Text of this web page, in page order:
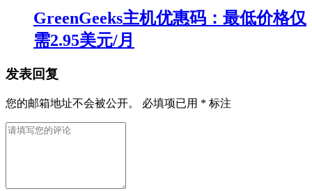
GreenGeeks主机优惠码：最低价格仅
需2.95美元/月
发表回复
您的邮箱地址不会被公开。 必填项已用 * 标注